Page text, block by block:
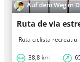
Auf dem Weg in
Ruta de via
Ruta ciclista recreatiu
38,8 km